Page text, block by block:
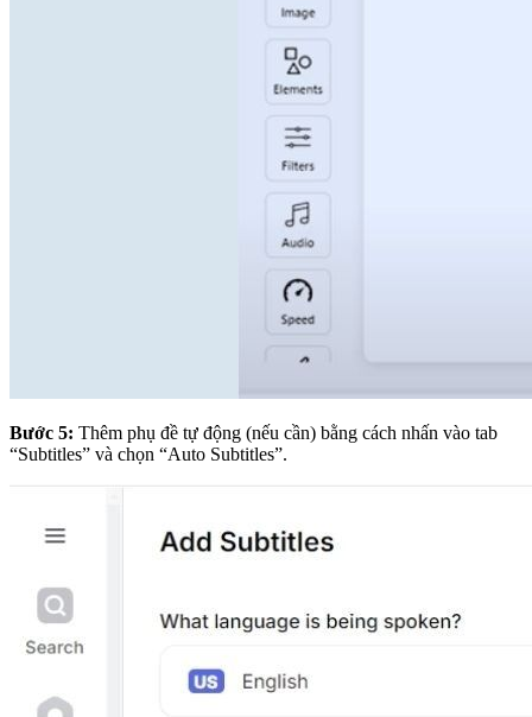
Bước 5: Thêm phụ đề tự động (nếu cần) bằng cách nhấn vào tab
“Subtitles” và chọn “Auto Subtitles”.